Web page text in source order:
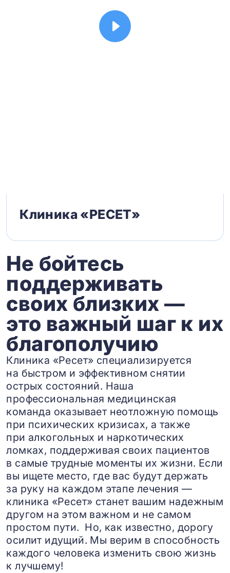
Клиника «РЕСЕТ»
Не бойтесь
поддерживать
своих близких —
это важный шаг к их
благополучию
Клиника «Ресет» специализируется
на быстром и эффективном снятии
острых состояний. Наша
профессиональная медицинская
команда оказывает неотложную помощь
при психических кризисах, а также
при алкогольных и наркотических
ломках, поддерживая своих пациентов
в самые трудные моменты их жизни. Если
вы ищете место, где вас будут держать
за руку на каждом этапе лечения —
клиника «Ресет» станет вашим надежным
другом на этом важном и не самом
простом пути. Но, как известно, дорогу
осилит идущий. Мы верим в способность
каждого человека изменить свою жизнь
к лучшему!